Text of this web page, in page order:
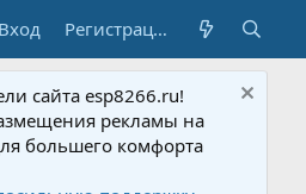
Вход Регистрация
сайта esp8266.ru!
рекламы на
большего комфорта